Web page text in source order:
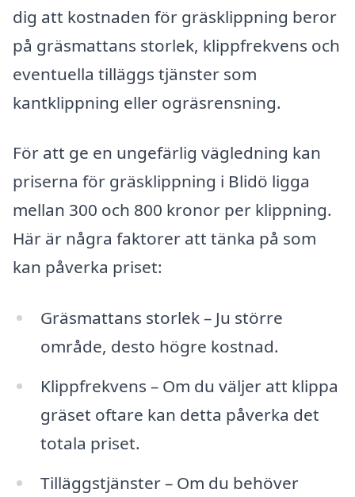
dig att kostnaden för gräsklippning beror
på gräsmattans storlek, klippfrekvens och
eventuella tilläggs tjänster som
kantklippning eller ogräsrensning.
För att ge en ungefärlig vägledning kan
priserna för gräsklippning i Blidö ligga
mellan 300 och 800 kronor per klippning.
Här är några faktorer att tänka på som
kan påverka priset:
Gräsmattans storlek – Ju större
område, desto högre kostnad.
Klippfrekvens – Om du väljer att klippa
gräset oftare kan detta påverka det
totala priset.
Tilläggstjänster – Om du behöver